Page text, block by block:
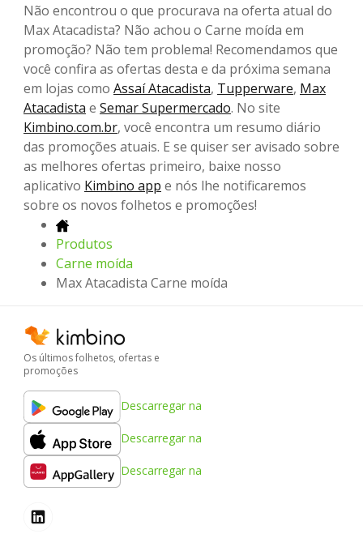
Não encontrou o que procurava na oferta atual do
Max Atacadista? Não achou o Carne moída em
promoção? Não tem problema! Recomendamos que
você confira as ofertas desta e da próxima semana
em lojas como Assaí Atacadista, Tupperware, Max
Atacadista e Semar Supermercado. No site
Kimbino.com.br, você encontra um resumo diário
das promoções atuais. E se quiser ser avisado sobre
as melhores ofertas primeiro, baixe nosso
aplicativo Kimbino app e nós lhe notificaremos
sobre os novos folhetos e promoções!
Produtos
Carne moída
Max Atacadista Carne moída
Os últimos folhetos, ofertas e
promoções
Descarregar na
Descarregar na
Descarregar na